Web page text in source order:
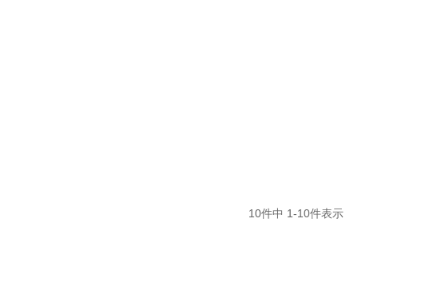
10件中 1-10件表示